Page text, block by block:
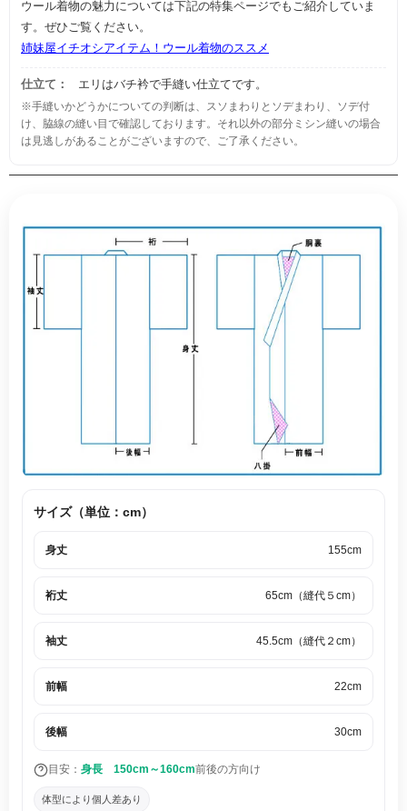
ウール着物の魅力については下記の特集ページでもご紹介していま
す。ぜひご覧ください。
姉妹屋イチオシアイテム！ウール着物のススメ
仕立て： エリはバチ衿で手縫い仕立てです。
※手縫いかどうかについての判断は、スソまわりとソデまわり、ソデ付
け、脇線の縫い目で確認しております。それ以外の部分ミシン縫いの場合
は見逃しがあることがございますので、ご了承ください。
サイズ（単位：cm）
身丈 155cm
裄丈 65cm（縫代５cm）
袖丈 45.5cm（縫代２cm）
前幅 22cm
後幅 30cm
目安： 身長 150cm～160cm前後の方向け
体型により個人差あり